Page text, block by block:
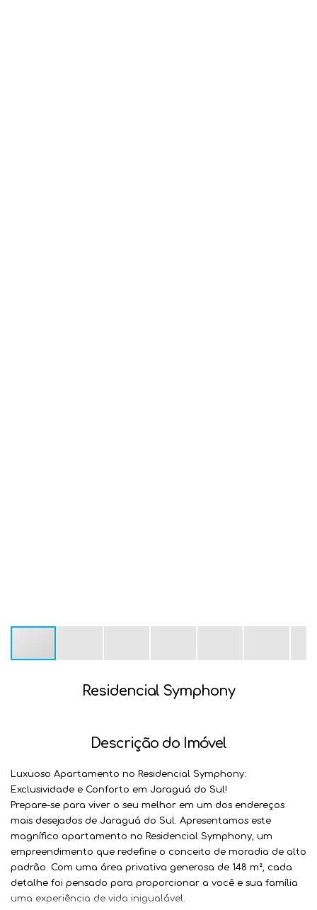
Residencial Symphony
Descrição do Imóvel
Luxuoso Apartamento no Residencial Symphony:
Exclusividade e Conforto em Jaraguá do Sul!
Prepare-se para viver o seu melhor em um dos endereços
mais desejados de Jaraguá do Sul. Apresentamos este
magnífico apartamento no Residencial Symphony, um
empreendimento que redefine o conceito de moradia de alto
padrão. Com uma área privativa generosa de 148 m², cada
detalhe foi pensado para proporcionar a você e sua família
uma experiência de vida inigualável.